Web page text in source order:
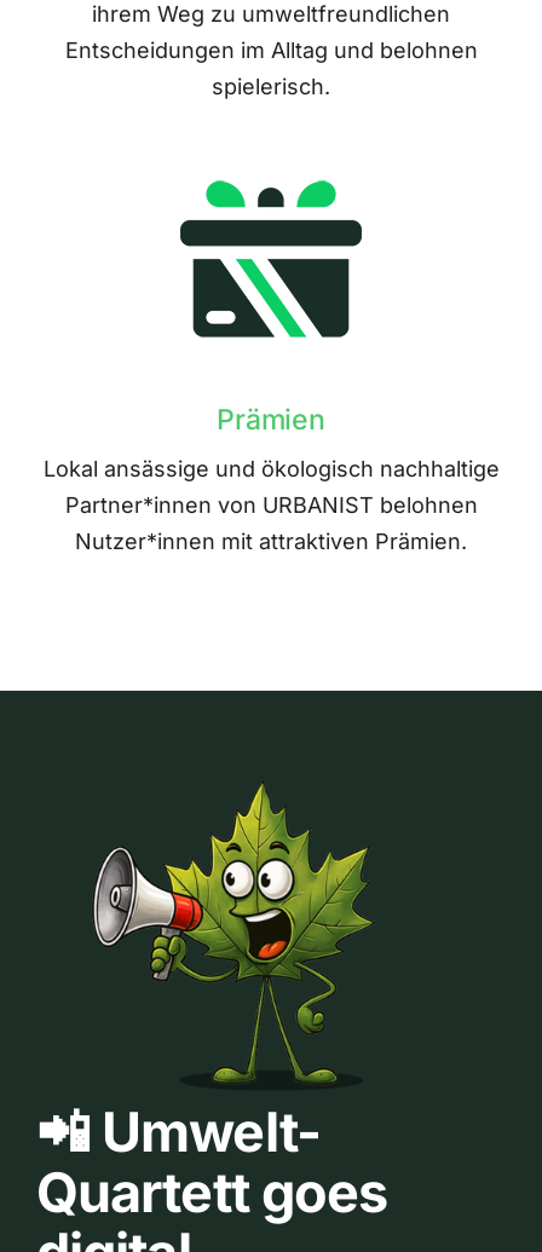
ihrem Weg zu umweltfreundlichen
Entscheidungen im Alltag und belohnen
spielerisch.
Prämien
Lokal ansässige und ökologisch nachhaltige
Partner*innen von URBANIST belohnen
Nutzer*innen mit attraktiven Prämien.
📲 Umwelt-
Quartett goes